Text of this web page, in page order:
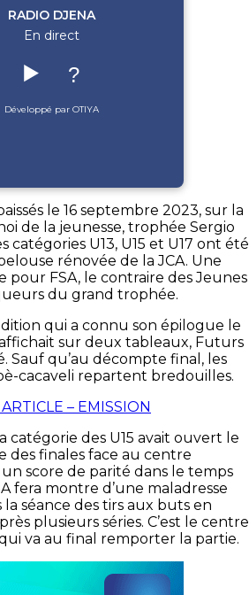
RADIO DJENA
En direct
▶️ ?
Développé par OTIYA
le 16 septembre 2023, sur la
de la jeunesse, trophée Sergio
catégories U13, U15 et U17 ont été
rénovée de la JCA. Une
pour FSA, le contraire des Jeunes
du grand trophée.
qui a connu son épilogue le
sur deux tableaux, Futurs
Sauf qu’au décompte final, les
cacaveli repartent bredouilles.
catégorie des U15 avait ouvert le
des finales face au centre
un score de parité dans le temps
fera montre d’une maladresse
séance des tirs aux buts en
plusieurs séries. C’est le centre
va au final remporter la partie.